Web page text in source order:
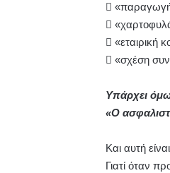


 «εταιρική
 «σχέση
Υπάρχει
«Ο
Και αυτή
Γιατί όταν